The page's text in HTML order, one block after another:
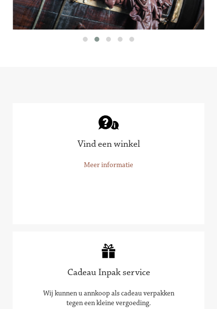
Vind een winkel
Meer informatie
Cadeau Inpak service
Wij kunnen u annkoop als cadeau verpakken
tegen een kleine vergoeding.